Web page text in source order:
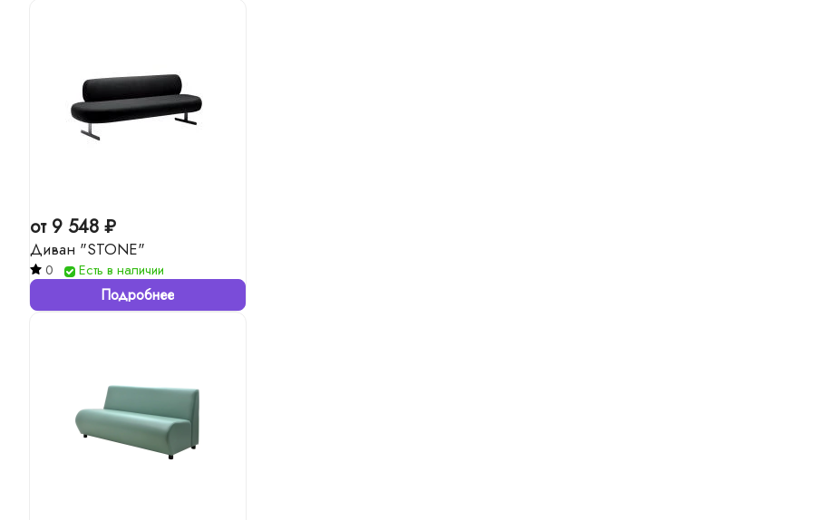
от 9 548 ₽
Диван "STONE"
0 Есть в наличии
Подробнее